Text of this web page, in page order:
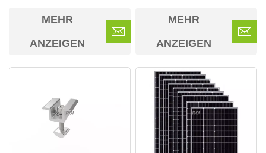
MEHR
ANZEIGEN
Solarmontagesysteme
MEHR
ANZEIGEN